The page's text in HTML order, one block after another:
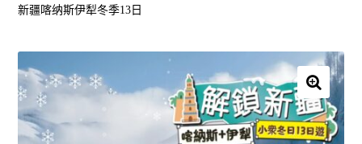
澳大利亚
悉尼/新州 NSW
墨尔本/维州 VIC
新疆喀纳斯伊犁冬季13日
🔍